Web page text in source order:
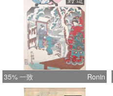
35% 一致 Ronin